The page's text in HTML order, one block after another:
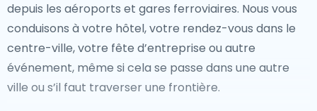
depuis les aéroports et gares ferroviaires. Nous vous
conduisons à votre hôtel, votre rendez-vous dans le
centre-ville, votre fête d’entreprise ou autre
événement, même si cela se passe dans une autre
ville ou s’il faut traverser une frontière.